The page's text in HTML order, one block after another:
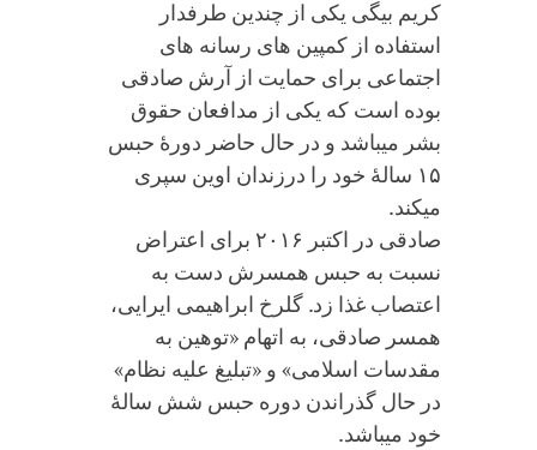
کریم بیگی یکی از چندین طرفدار
استفاده از کمپین‏ های رسانه‏ های
اجتماعی برای حمایت از آرش صادقی
بوده است که یکی از مدافعان حقوق
بشر می‏باشد و در حال حاضر دورۀ حبس
۱۵ سالۀ خود را درزندان اوین سپری
می‏کند.
صادقی در اکتبر ۲۰۱۶ برای اعتراض
نسبت به حبس همسرش دست به
اعتصاب غذا زد. گلرخ ابراهیمی ایرایی،
همسر صادقی، به اتهام «توهین به
مقدسات اسلامی» و «تبلیغ علیه نظام»
در حال گذراندن دوره حبس شش سالۀ
خود می‏باشد.